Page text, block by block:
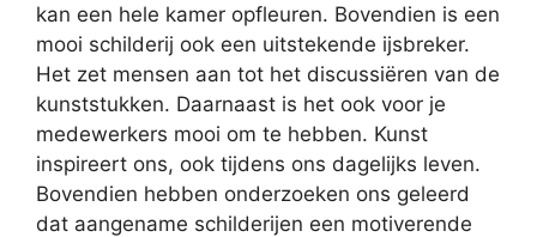
kan een hele kamer opfleuren. Bovendien is een
mooi schilderij ook een uitstekende ijsbreker.
Het zet mensen aan tot het discussiëren van de
kunststukken. Daarnaast is het ook voor je
medewerkers mooi om te hebben. Kunst
inspireert ons, ook tijdens ons dagelijks leven.
Bovendien hebben onderzoeken ons geleerd
dat aangename schilderijen een motiverende